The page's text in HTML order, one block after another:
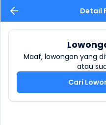
Detail
Maaf, lowongan yang
atau
Cari